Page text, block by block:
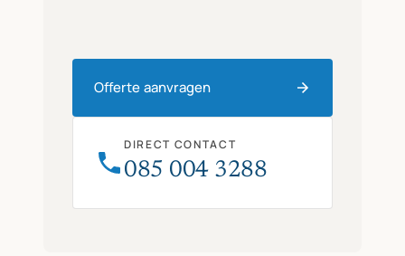
Offerte aanvragen
DIRECT CONTACT
085 004 3288